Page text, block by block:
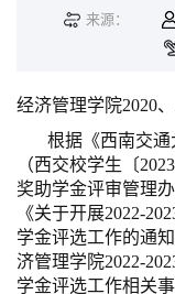
来源：
经济管理学院2020
根据《西南交通
（西交校学生〔
奖助学金评审管理
《关于开展2022-
学金评选工作的通
济管理学院2022-
学金评选工作相关